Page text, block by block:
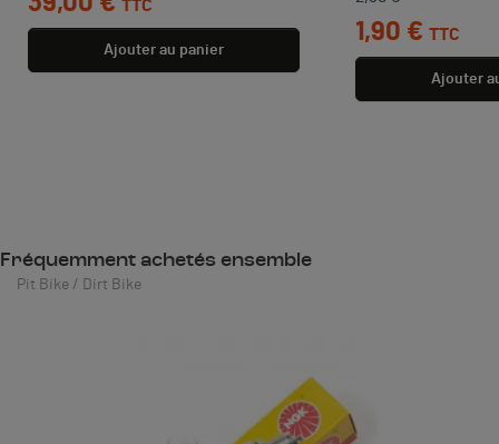
TTC
Ajouter au panier
1,90 € TTC
Ajouter
Fréquemment achetés ensemble
Pit Bike / Dirt Bike